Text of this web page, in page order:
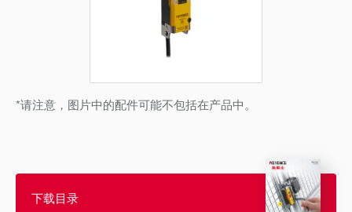
*请注意，图片中的配件可能不包括在产品中。
下载目录